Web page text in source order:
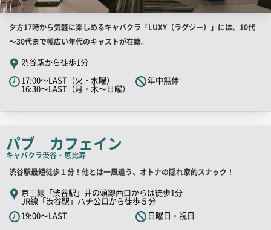
店
舗
PR
キ
ャ
チ
ピ
ー
夕方17時から気軽に楽しめるキャバクラ「LUXY（ラグジー）」には、10代
～30代まで幅広い年代のキャストが在籍。
渋谷駅から徒歩1分
17:00～LAST（火・水曜）
16:30～LAST（月・木～日曜）
年中無休
パブ カフェイン
キャバクラ渋谷・恵比寿
店
舗
PR
キ
渋谷駅最短徒歩１分！他とは一風違う、オトナの隠れ家的スナック！
京王線「渋谷駅」井の頭線西口からは徒歩1分
JR線「渋谷駅」ハチ公口から徒歩５分
19:00～LAST
日曜日・祝日